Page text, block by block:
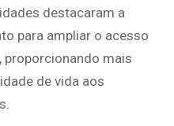
destacaram a
para ampliar o acesso
mais
de vida aos